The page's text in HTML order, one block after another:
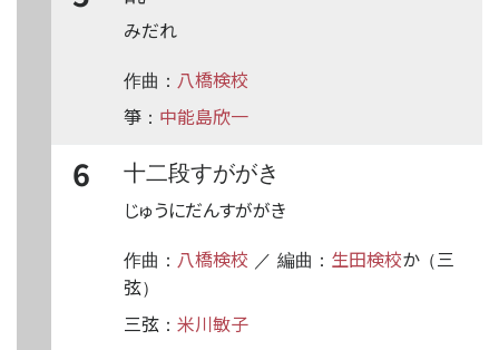
みだれ
作曲： 八橋検校
箏 ： 中能島欣一
6
十二段すががき
じゅうにだんすががき
作曲： 八橋検校 ／ 編曲： 生田検校か（三
弦）
三弦 ： 米川敏子